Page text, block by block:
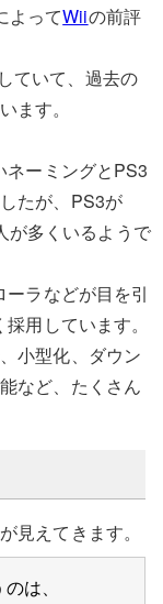
よってWiiの前評
ていて、過去の
ます。
ーミングとPS3
たが、PS3が
が多くいるようで
ラなどが目を引
用しています。
小型化、ダウン
など、たくさん
見えてきます。
は、